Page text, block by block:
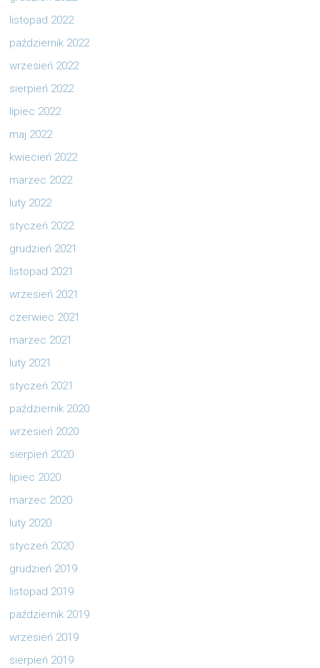
listopad 2022
październik 2022
wrzesień 2022
sierpień 2022
lipiec 2022
maj 2022
kwiecień 2022
marzec 2022
luty 2022
styczeń 2022
grudzień 2021
listopad 2021
wrzesień 2021
czerwiec 2021
marzec 2021
luty 2021
styczeń 2021
październik 2020
wrzesień 2020
sierpień 2020
lipiec 2020
marzec 2020
luty 2020
styczeń 2020
grudzień 2019
listopad 2019
październik 2019
wrzesień 2019
sierpień 2019